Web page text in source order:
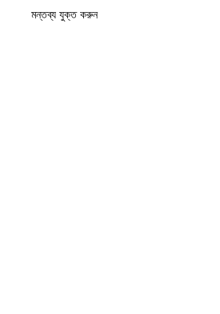
মন্তব্য যুক্ত করুন